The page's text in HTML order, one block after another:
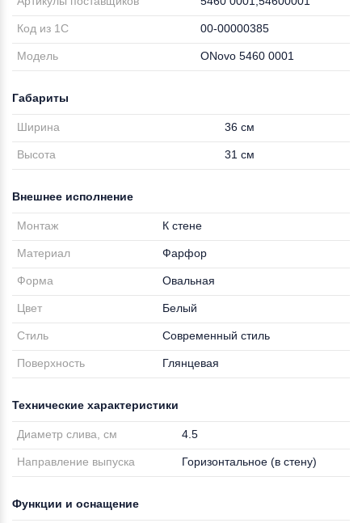
Код из 1С 00-00000385
Модель ONovo 5460 0001
Габариты
Ширина 36 см
Высота 31 см
Внешнее исполнение
Монтаж К стене
Материал Фарфор
Форма Овальная
Цвет Белый
Стиль Современный стиль
Поверхность Глянцевая
Технические характеристики
Диаметр слива, см 4.5
Направление выпуска Горизонтальное (в стену)
Функции и оснащение